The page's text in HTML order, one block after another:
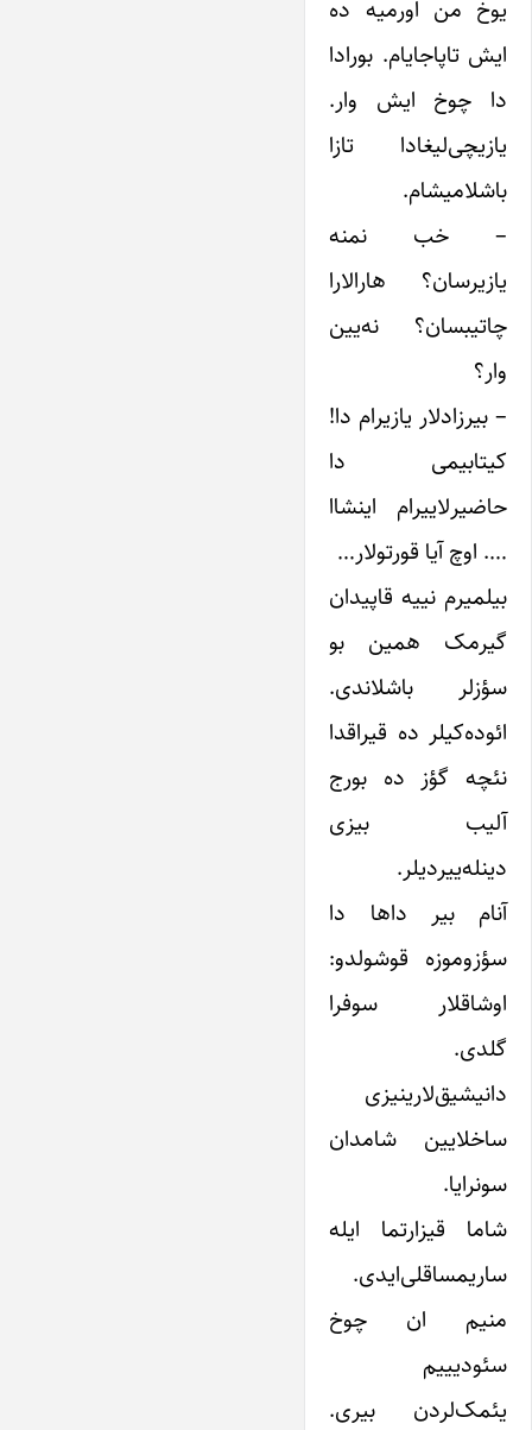
یوخ من اورمیه ده
ایش تاپاجایام. بورادا
دا چوخ ایش وار.
یازیچی‌لیغادا تازا
باشلامیشام.
– خب نمنه
یازیرسان؟ هارالارا
چاتیبسان؟ نه‌یین
وار؟
– بیرزادلار یازیرام دا!
کیتابیمی‌ دا
حاضیرلاییرام اینشاا
…. اوچ آیا قورتولار…
بیلمیرم نییه قاپیدان
گیرمک همین بو
سؤزلر باشلاندی.
ائوده‌کیلر ده قیراقدا
نئچه گؤز ده بورج
آلیب بیزی
دینله‌ییردیلر.
آنام بیر داها دا
سؤزوموزه قوشولدو:
اوشاقلار سوفرا
گلدی.
دانیشیق‌لارینیزی
ساخلایین شامدان
سونرایا.
شاما قیزارتما ایله
ساریمساقلی‌ایدی.
منیم ان چوخ
سئودیییم
یئمک‌لردن بیری.